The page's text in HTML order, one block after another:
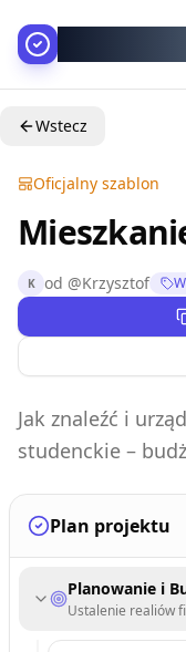
Wstecz
Oficjalny szablon
K od @Krzysztof
Jak znaleźć i
studenckie –
Plan projektu
Planowanie i
Ustalenie realiów